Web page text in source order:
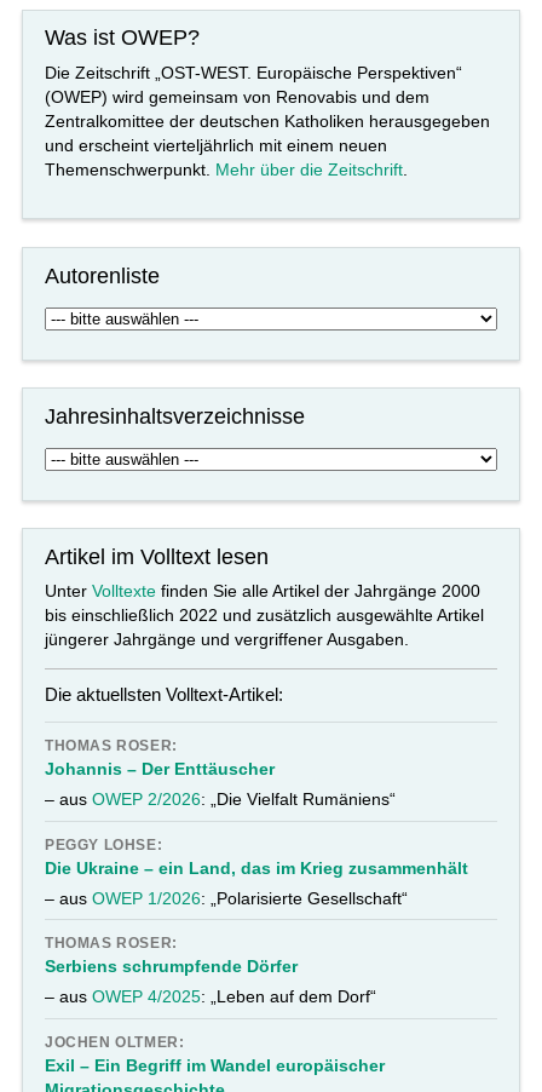
Was ist OWEP?
Die Zeitschrift „OST-WEST. Europäische Perspektiven“
(OWEP) wird gemeinsam von Renovabis und dem
Zentralkomittee der deutschen Katholiken herausgegeben
und erscheint vierteljährlich mit einem neuen
Themenschwerpunkt. Mehr über die Zeitschrift
Autorenliste
Jahresinhaltsverzeichnisse
Artikel im Volltext lesen
UnterVolltexte finden Sie alle Artikel der Jahrgänge 2000
bis einschließlich 2022 und zusätzlich ausgewählte Artikel
jüngerer Jahrgänge und vergriffener Ausgaben.
Die aktuellsten Volltext-Artikel:
THOMAS ROSER:
Johannis – Der Enttäuscher
– ausOWEP 2/2026: „Die Vielfalt Rumäniens“
PEGGY LOHSE:
Die Ukraine – ein Land, das im Krieg zusammenhält
– ausOWEP 1/2026: „Polarisierte Gesellschaft“
THOMAS ROSER:
Serbiens schrumpfende Dörfer
– ausOWEP 4/2025: „Leben auf dem Dorf“
JOCHEN OLTMER:
Exil – Ein Begriff im Wandel europäischer